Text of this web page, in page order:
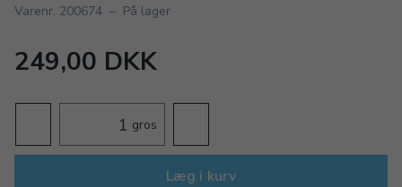
Varenr. 200674 – På lager
249,00 DKK
gros
Læg i kurv